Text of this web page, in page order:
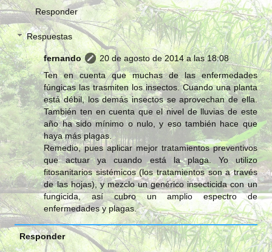
Responder
Respuestas
fernando
20 de agosto de 2014 a las 18:08
Ten en cuenta que muchas de las enfermedades
fúngicas las trasmiten los insectos. Cuando una planta
está débil, los demás insectos se aprovechan de ella.
También ten en cuenta que el nivel de lluvias de este
año ha sido mínimo o nulo, y eso también hace que
haya más plagas.
Remedio, pues aplicar mejor tratamientos preventivos
que actuar ya cuando está la plaga. Yo utilizo
fitosanitarios sistémicos (los tratamientos son a través
de las hojas), y mezclo un genérico insecticida con un
fungicida, así cubro un amplio espectro de
enfermedades y plagas.
Responder